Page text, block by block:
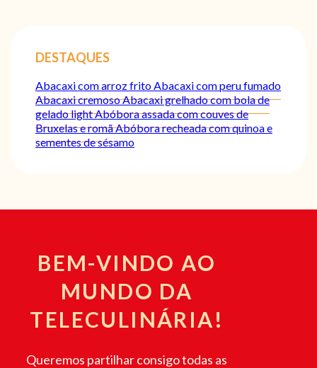
DESTAQUES
Abacaxi com arroz fritoAbacaxi com peru fumado
Abacaxi cremosoAbacaxi grelhado com bola de
gelado lightAbóbora assada com couves de
Bruxelas e romãAbóbora recheada com quinoa e
sementes de sésamo
BEM-VINDO AO
MUNDO DA
TELECULINÁRIA!
Queremos partilhar consigo todas as